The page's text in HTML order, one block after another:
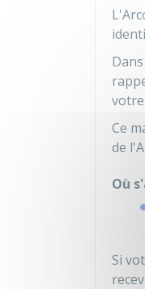
Ce
de
Où
Si